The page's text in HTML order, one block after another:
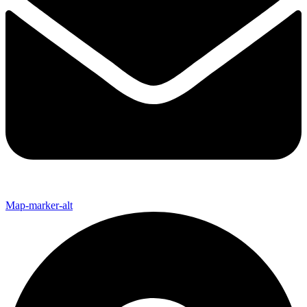
Map-marker-alt